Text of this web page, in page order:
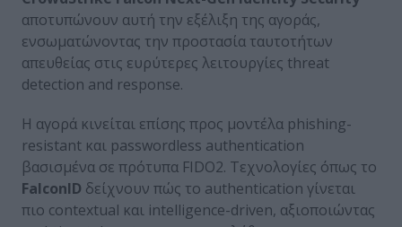
αποτυπώνουν αυτή την εξέλιξη της αγοράς,
ενσωματώνοντας την προστασία ταυτοτήτων
απευθείας στις ευρύτερες λειτουργίες threat
detection and response.
Η αγορά κινείται επίσης προς μοντέλα phishing-
resistant και passwordless authentication
βασισμένα σε πρότυπα FIDO2. Τεχνολογίες όπως το
FalconID δείχνουν πώς το authentication γίνεται
πιο contextual και intelligence-driven, αξιοποιώντας